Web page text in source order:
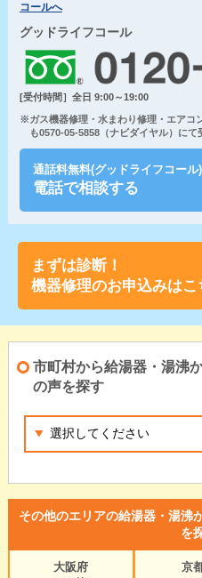
コールへ
グッドライフコール
[受付時間］全日 9:00～19:00
※ガス機器修理・水まわり修理・エアコ
も0570-05-5858（ナビダイヤル）にて
通話料無料(グッドライフコール)
電話で相談する
まずは診断！
機器修理のお申込みはこ
市町村から給湯器・湯沸
の声を探す
その他のエリアの給湯器・湯沸
を
大阪府
京